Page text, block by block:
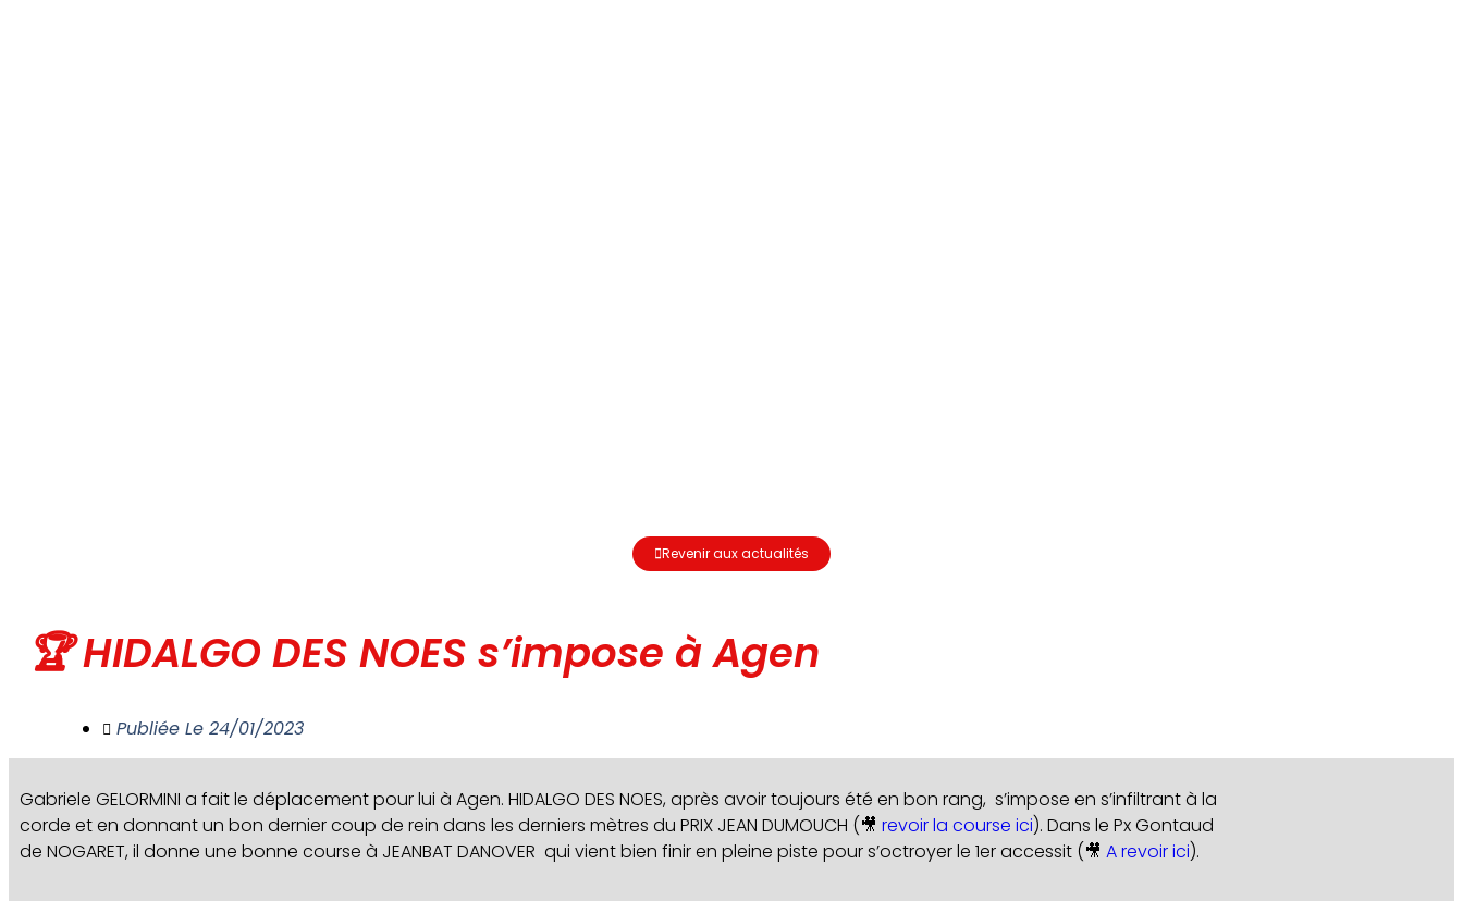
Revenir aux actualités
🏆 HIDALGO DES NOES s’impose à Agen
Publiée Le 24/01/2023
Gabriele GELORMINI a fait le déplacement pour lui à Agen. HIDALGO DES NOES, après avoir toujours été en bon rang, s’impose en s’infiltrant à la
corde et en donnant un bon dernier coup de rein dans les derniers mètres du PRIX JEAN DUMOUCH (🎥 revoir la course ici). Dans le Px Gontaud
de NOGARET, il donne une bonne course à JEANBAT DANOVER qui vient bien finir en pleine piste pour s’octroyer le 1er accessit (🎥 A revoir ici).